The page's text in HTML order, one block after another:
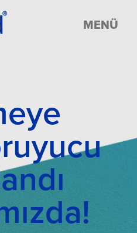
MENÜ